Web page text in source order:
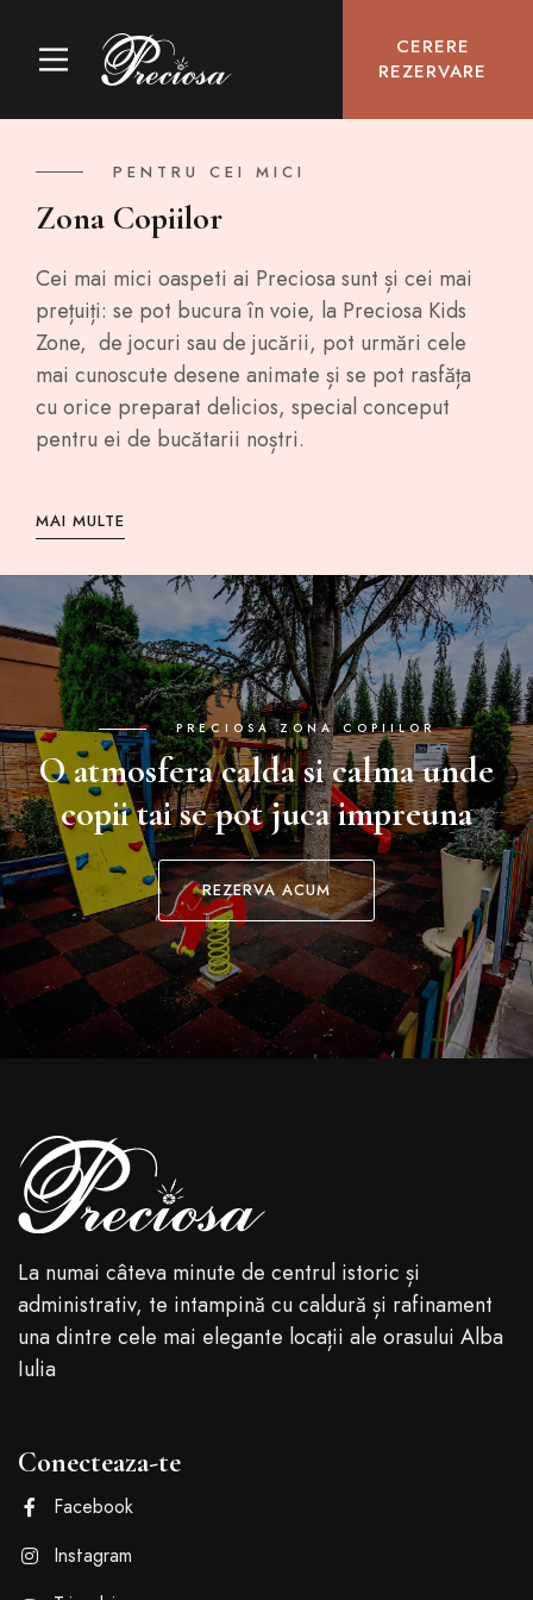
CERERE
REZERVARE
PENTRU CEI MICI
Zona Copiilor
Cei mai mici oaspeti ai Preciosa sunt și cei mai
prețuiți: se pot bucura în voie, la Preciosa Kids
Zone, de jocuri sau de jucării, pot urmări cele
mai cunoscute desene animate și se pot rasfăța
cu orice preparat delicios, special conceput
pentru ei de bucătarii noștri.
MAI MULTE
PRECIOSA ZONA COPIILOR
O atmosfera calda si calma unde
copii tai se pot juca impreuna
REZERVA ACUM
La numai câteva minute de centrul istoric și
administrativ, te intampină cu caldură și rafinament
una dintre cele mai elegante locații ale orasului Alba
Iulia
Conecteaza-te
Facebook
Instagram